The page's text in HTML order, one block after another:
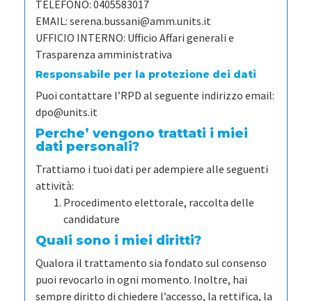
TELEFONO: 0405583017
EMAIL: serena.bussani@amm.units.it
UFFICIO INTERNO: Ufficio Affari generali e
Trasparenza amministrativa
Responsabile per la protezione dei dati
Puoi contattare l’RPD al seguente indirizzo email:
dpo@units.it
Perche’ vengono trattati i miei
dati personali?
Trattiamo i tuoi dati per adempiere alle seguenti
attività:
Procedimento elettorale, raccolta delle
candidature
Quali sono i miei diritti?
Qualora il trattamento sia fondato sul consenso
puoi revocarlo in ogni momento. Inoltre, hai
sempre diritto di chiedere l’accesso, la rettifica, la